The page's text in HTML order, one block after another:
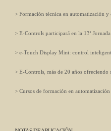
Formación técnica en automatización y
E-Controls participará en la 13ª Jornada
e-Touch Display Mini: control
E-Controls, más de 20 años ofreciendo
Cursos de formación en automatización